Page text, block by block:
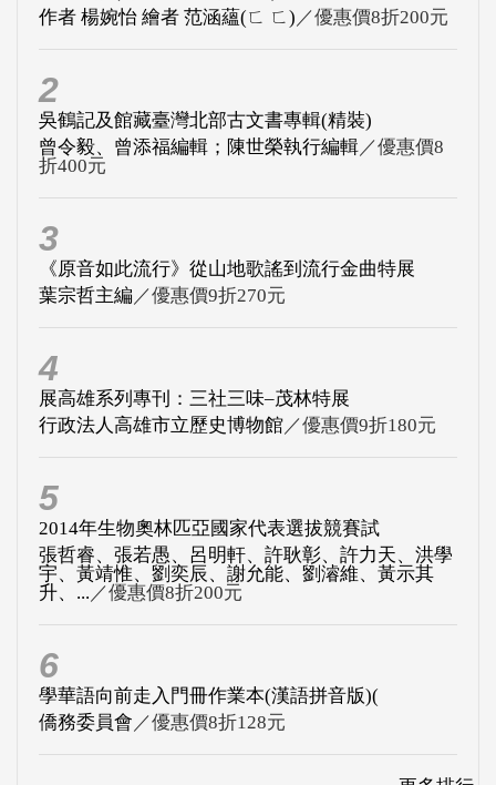
作者 楊婉怡 繪者 范涵蘊(ㄈ ㄈ) ／優惠價8折200元
2
吳鶴記及館藏臺灣北部古文書專輯(精裝)
曾令毅、曾添福編輯；陳世榮執行編輯／優惠價8
折400元
3
《原音如此流行》從山地歌謠到流行金曲特展
葉宗哲主編 ／優惠價9折270元
4
展高雄系列專刊：三社三味–茂林特展
行政法人高雄市立歷史博物館／優惠價9折180元
5
2014年生物奧林匹亞國家代表選拔競賽試
張哲睿、張若愚、呂明軒、許耿彰、許力天、洪學
宇、黃靖惟、劉奕辰、謝允能、劉濬維、黃示其
升、... ／優惠價8折200元
6
學華語向前走入門冊作業本(漢語拼音版)(
僑務委員會 ／優惠價8折128元